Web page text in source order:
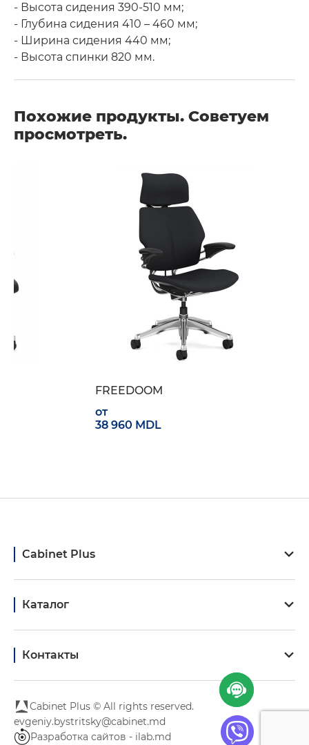
- Высота сидения 390-510 мм;
- Глубина сидения 410 – 460 мм;
- Ширина сидения 440 мм;
- Высота спинки 820 мм.
Похожие продукты. Советуем
просмотреть.
FREEDOOM
от
38 960 MDL
Cabinet Plus
Каталог
Контакты
Cabinet Plus © All rights reserved.
evgeniy.bystritsky@cabinet.md
Разработка сайтов - ilab.md